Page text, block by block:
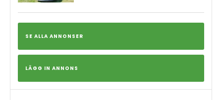
SE ALLA ANNONSER
LÄGG IN ANNONS